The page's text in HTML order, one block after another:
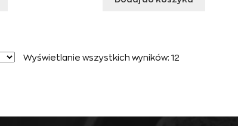
Wyświetlanie wszystkich wyników: 12